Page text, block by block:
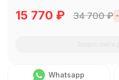
15 770 ₽ 34 700₽
Whatsapp